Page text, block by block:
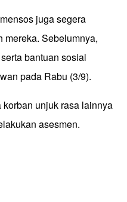
juga segera
mereka. Sebelumnya,
bantuan sosial
pada Rabu (3/9).
unjuk rasa lainnya
asesmen.